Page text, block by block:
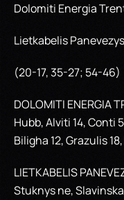
Dolomiti Energia
Lietkabelis
(20-17, 35-27; 54-46)
DOLOMITI ENERGIA
Hubb, Alviti 14, Conti
Biligha 12, Grazulis
LIETKABELIS
Stuknys ne,